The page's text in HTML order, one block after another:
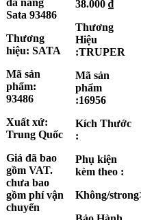
Sata 93486
Thương
hiệu: SATA
Mã sản
phẩm:
93486
Xuất xứ:
Trung Quốc
Giá đã bao
gồm VAT.
chưa bao
gồm phí vận
chuyển
38.000 ₫
Thương
Hiệu
:TRUPER
Mã sản
phẩm
:16956
Kích Thước
:
Phụ kiện
kèm theo :
Không/